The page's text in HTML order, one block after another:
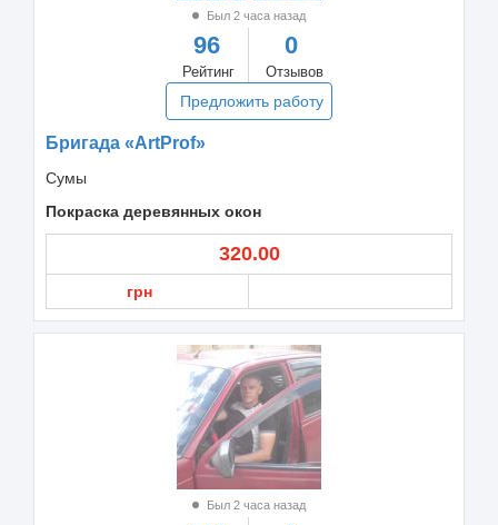
Был 2 часа назад
96
Рейтинг
0
Отзывов
Предложить работу
Бригада «ArtProf»
Сумы
Покраска деревянных окон
320.00
грн
Был 2 часа назад